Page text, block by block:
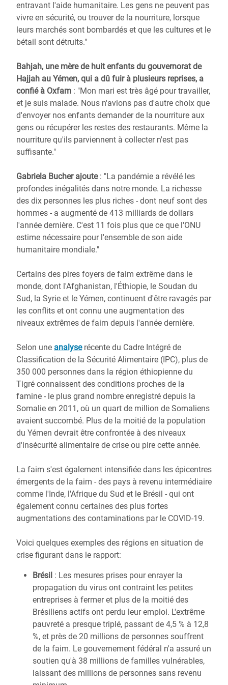
entravant l'aide humanitaire. Les gens ne peuvent pas
vivre en sécurité, ou trouver de la nourriture, lorsque
leurs marchés sont bombardés et que les cultures et le
bétail sont détruits."
Bahjah, une mère de huit enfants du gouvernorat de
Hajjah au Yémen, qui a dû fuir à plusieurs reprises, a
confié à Oxfam : "Mon mari est très âgé pour travailler,
et je suis malade. Nous n'avions pas d'autre choix que
d'envoyer nos enfants demander de la nourriture aux
gens ou récupérer les restes des restaurants. Même la
nourriture qu'ils parviennent à collecter n'est pas
suffisante."
Gabriela Bucher ajoute: "La pandémie a révélé les
profondes inégalités dans notre monde. La richesse
des dix personnes les plus riches - dont neuf sont des
hommes - a augmenté de 413 milliards de dollars
l'année dernière. C'est 11 fois plus que ce que l'ONU
estime nécessaire pour l'ensemble de son aide
humanitaire mondiale."
Certains des pires foyers de faim extrême dans le
monde, dont l'Afghanistan, l'Éthiopie, le Soudan du
Sud, la Syrie et le Yémen, continuent d'être ravagés par
les conflits et ont connu une augmentation des
niveaux extrêmes de faim depuis l'année dernière.
Selon une analyserécente du Cadre Intégré de
Classification de la Sécurité Alimentaire (IPC), plus de
350 000 personnes dans la région éthiopienne du
Tigré connaissent des conditions proches de la
famine - le plus grand nombre enregistré depuis la
Somalie en 2011, où un quart de million de Somaliens
avaient succombé. Plus de la moitié de la population
du Yémen devrait être confrontée à des niveaux
d'insécurité alimentaire de crise ou pire cette année.
La faim s'est également intensifiée dans les épicentres
émergents de la faim - des pays à revenu intermédiaire
comme l'Inde, l'Afrique du Sud et le Brésil - qui ont
également connu certaines des plus fortes
augmentations des contaminations par le COVID-19.
Voici quelques exemples des régions en situation de
crise figurant dans le rapport:
Brésil : Les mesures prises pour enrayer la
propagation du virus ont contraint les petites
entreprises à fermer et plus de la moitié des
Brésiliens actifs ont perdu leur emploi. L'extrême
pauvreté a presque triplé, passant de 4,5 % à 12,8
%, et près de 20 millions de personnes souffrent
de la faim. Le gouvernement fédéral n'a assuré un
soutien qu'à 38 millions de familles vulnérables,
laissant des millions de personnes sans revenu